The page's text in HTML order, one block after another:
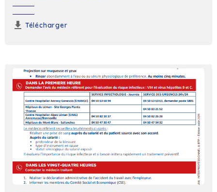
Télécharger